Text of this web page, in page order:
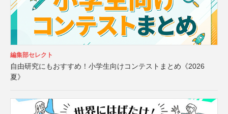
編集部セレクト
自由研究にもおすすめ！小学生向けコンテストまとめ《2026
夏》